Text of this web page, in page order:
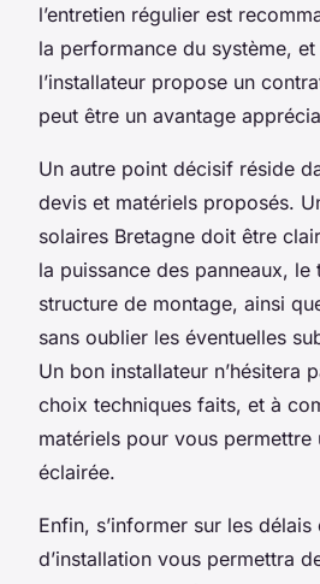
l’entretien régulier est
la performance du système,
l’installateur propose un
peut être un avantage
Un autre point décisif réside
devis et matériels proposés.
solaires Bretagne doit être
la puissance des panneaux, le
structure de montage, ainsi
sans oublier les éventuelles
Un bon installateur n’hésitera
choix techniques faits, et à
matériels pour vous permettre
éclairée.
Enfin, s’informer sur les
d’installation vous permettra